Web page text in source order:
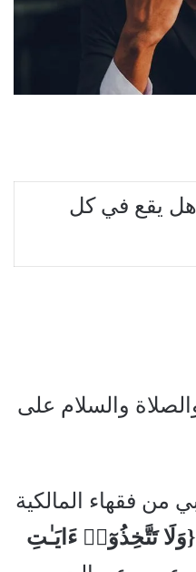
هل يقع في كل
والسلام على
من فقهاء المالكية
{وَلَا تَتَّخِذُوٓا۟ ءَايَـٰتِ